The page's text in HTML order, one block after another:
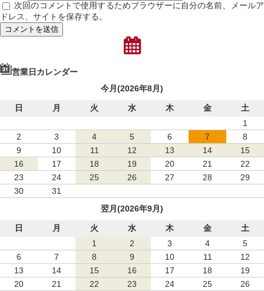
次回のコメントで使用するためブラウザーに自分の名前、メールア
ドレス、サイトを保存する。
営業日カレンダー
今月(2026年8月)
日 月 火 水 木 金
土
1
2
3 4 5 6 7
8
9
10 11 12 13 14
15
16
17 18 19 20 21
22
23
24 25 26 27 28
29
30
31
翌月(2026年9月)
日 月 火 水 木 金
土
1
2 3 4
5
6
7 8 9 10 11
12
13
14 15 16 17 18
19
20
21 22 23 24 25
26